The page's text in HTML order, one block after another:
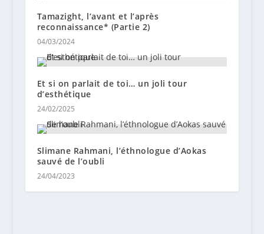
Tamazight, l’avant et l’après
reconnaissance* (Partie 2)
04/03/2024
Et si on parlait de toi… un joli tour
d’esthétique
24/02/2025
Slimane Rahmani, l’éthnologue d’Aokas
sauvé de l’oubli
24/04/2023